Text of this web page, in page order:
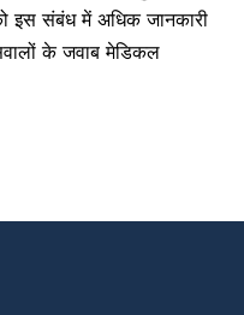
इस संबंध में अधिक जानकारी
के जवाब मेडिकल